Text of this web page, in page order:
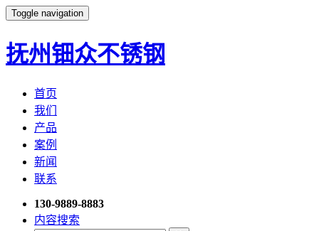
Toggle navigation
抚州钿众不锈钢
首页
我们
产品
案例
新闻
联系
130-9889-8883
内容搜索